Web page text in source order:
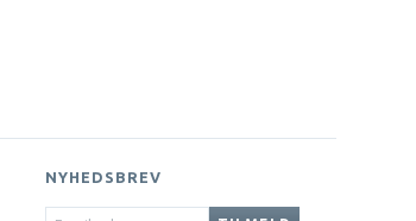
NYHEDSBREV
EMAIL-